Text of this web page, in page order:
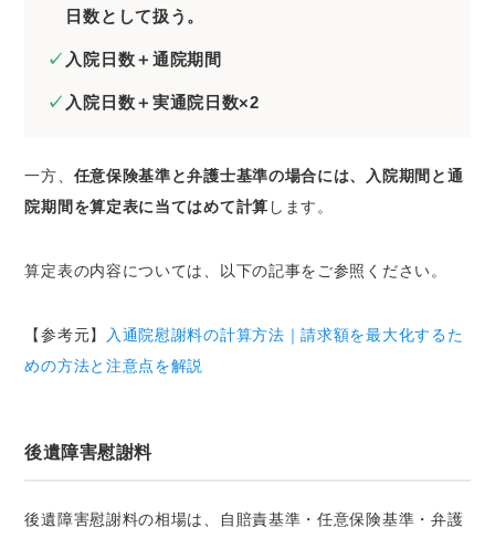
日数として扱う。
入院日数＋通院期間
入院日数＋実通院日数×2
一方、 任意保険基準と弁護士基準の場合には、入院期間と通
院期間を算定表に当てはめて計算 します。
算定表の内容については、以下の記事をご参照ください。
【参考元】
入通院慰謝料の計算方法｜請求額を最大化するた
めの方法と注意点を解説
後遺障害慰謝料
後遺障害慰謝料の相場は、自賠責基準・任意保険基準・弁護